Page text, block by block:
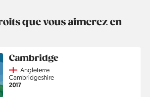
que vous aimerez en
Cambridge
CountryAngleterre
Région
Cambridgeshire
Année
2017